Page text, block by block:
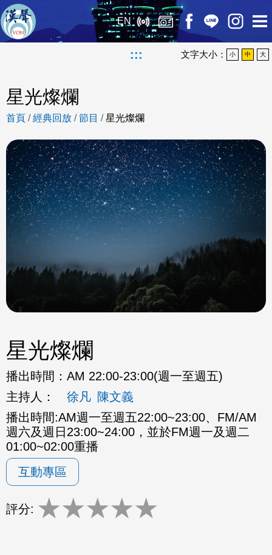
EN
::: 文字大小： 小 中 大
星光燦爛
首頁 /經典回放 /節目 /星光燦爛
星光燦爛
播出時間： AM 22:00-23:00(週一至週五)
主持人：
徐凡 陳文義
播出時間:AM週一至週五22:00~23:00、FM/AM
週六及週日23:00~24:00，並於FM週一及週二
01:00~02:00重播
互動專區
評分: ★★★★★